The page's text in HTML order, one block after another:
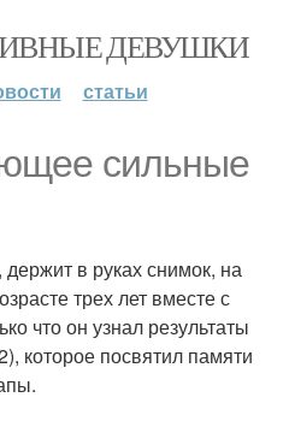
ДЕВУШКИ
статьи
сильные
в руках снимок, на
трех лет вместе с
что он узнал результаты
которое посвятил памяти